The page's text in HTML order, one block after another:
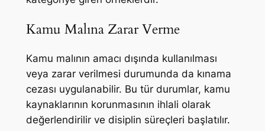
Kamu Malına Zarar Verme
Kamu malının amacı dışında kullanılması
veya zarar verilmesi durumunda da kınama
cezası uygulanabilir. Bu tür durumlar, kamu
kaynaklarının korunmasının ihlali olarak
değerlendirilir ve disiplin süreçleri başlatılır.